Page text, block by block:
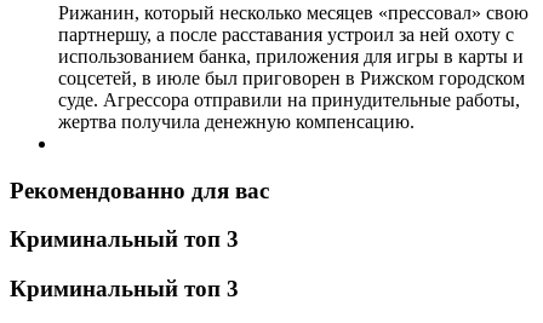
Рижанин, который несколько месяцев «прессовал» свою
партнершу, а после расставания устроил за ней охоту с
использованием банка, приложения для игры в карты и
соцсетей, в июле был приговорен в Рижском городском
суде. Агрессора отправили на принудительные работы,
жертва получила денежную компенсацию.
Рекомендованно для вас
Криминальный топ 3
Криминальный топ 3